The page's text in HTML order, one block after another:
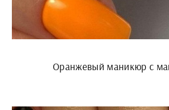
Оранжевый маникюр с